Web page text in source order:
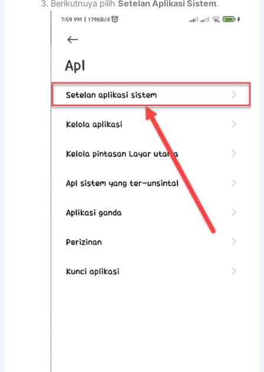
Berikutnuya pilihSetelan Aplikasi Sistem.